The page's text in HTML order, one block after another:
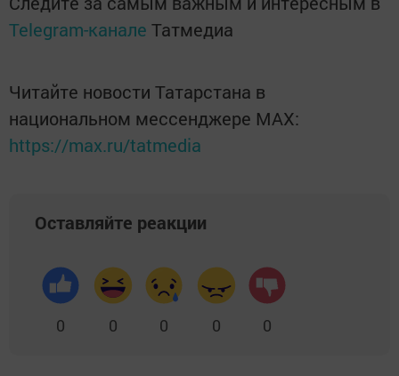
Telegram-канале Татмедиа
Читайте новости Татарстана в
национальном мессенджере MАХ:
https://max.ru/tatmedia
Оставляйте реакции
0 0 0 0 0